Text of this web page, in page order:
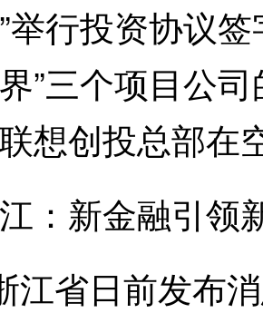
举行投资协议签
”三个项目公
想创投总部在
新金融引领
省日前发布消